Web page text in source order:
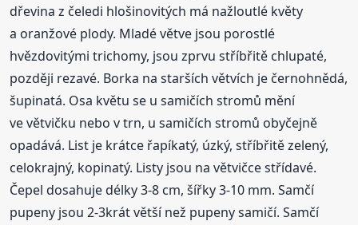
dřevina z čeledi hlošinovitých má nažloutlé květy
a oranžové plody. Mladé větve jsou porostlé
hvězdovitými trichomy, jsou zprvu stříbřitě chlupaté,
později rezavé. Borka na starších větvích je černohnědá,
šupinatá. Osa květu se u samičích stromů mění
ve větvičku nebo v trn, u samičích stromů obyčejně
opadává. List je krátce řapíkatý, úzký, stříbřitě zelený,
celokrajný, kopinatý. Listy jsou na větvičce střídavé.
Čepel dosahuje délky 3-8 cm, šířky 3-10 mm. Samčí
pupeny jsou 2-3krát větší než pupeny samičí. Samčí